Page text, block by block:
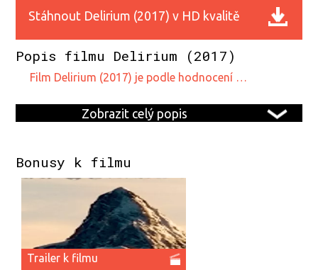
Stáhnout Delirium (2017) v HD kvalitě
Popis filmu Delirium (2017)
film Delirium (2017) je podle hodnocení …
Zobrazit celý popis
Bonusy k filmu
Trailer k filmu